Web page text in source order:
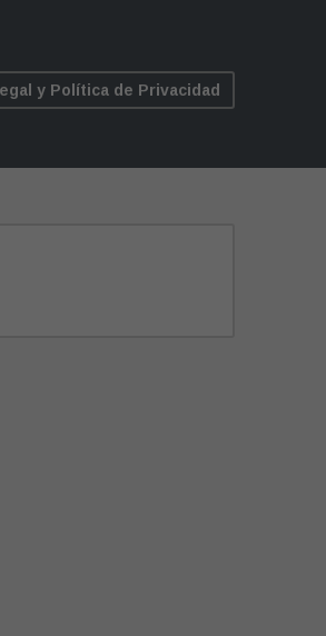
y Política de Privacidad